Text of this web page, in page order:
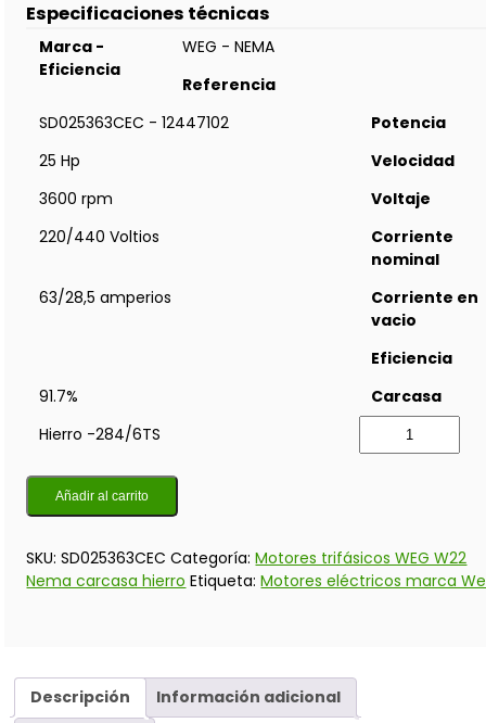
Especificaciones técnicas
Marca -
Eficiencia
WEG - NEMA
Referencia
SD025363CEC - 12447102
Potencia
25 Hp
Velocidad
3600 rpm
Voltaje
220/440 Voltios
Corriente
nominal
63/28,5 amperios
Corriente en
vacio
Eficiencia
91.7%
Carcasa
Hierro -284/6TS
Añadir al carrito
SKU:SD025363CEC Categoría:Motores trifásicos WEG W22
Nema carcasa hierro Etiqueta:Motores eléctricos marca
Descripción
Información adicional